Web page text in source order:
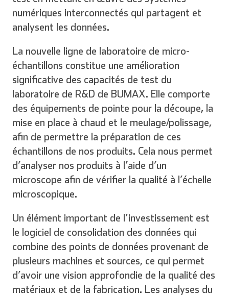
numériques interconnectés qui partagent et
analysent les données.
La nouvelle ligne de laboratoire de micro-
échantillons constitue une amélioration
significative des capacités de test du
laboratoire de R&D de BUMAX. Elle comporte
des équipements de pointe pour la découpe, la
mise en place à chaud et le meulage/polissage,
afin de permettre la préparation de ces
échantillons de nos produits. Cela nous permet
d’analyser nos produits à l’aide d’un
microscope afin de vérifier la qualité à l’échelle
microscopique.
Un élément important de l’investissement est
le logiciel de consolidation des données qui
combine des points de données provenant de
plusieurs machines et sources, ce qui permet
d’avoir une vision approfondie de la qualité des
matériaux et de la fabrication. Les analyses du